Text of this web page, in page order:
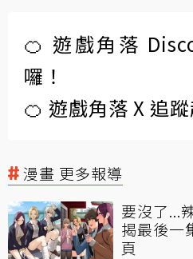
🍊 遊戲角落
囉！
🍊 遊戲角落 X 追
漫畫 更多報導
要沒了...
揭最後一
頁